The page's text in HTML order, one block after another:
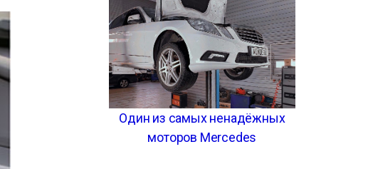
Один из самых ненадёжных
моторов Mercedes